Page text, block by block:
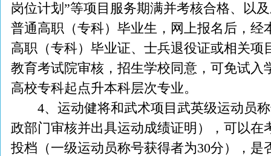
岗位计划”等项目服务期满并考核合格、以
普通高职（专科）毕业生，网上报名后，经
高职（专科）毕业证、士兵退役证或相关项
教育考试院审核，招生学校同意，可免试入
高校专科起点升本科层次专业。
4、运动健将和武术项目武英级运动员称
政部门审核并出具运动成绩证明），可以在
投档（一级运动员称号获得者为30分），是